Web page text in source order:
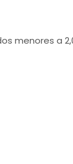
menores a